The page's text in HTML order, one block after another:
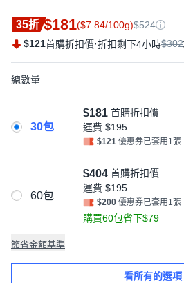
35折 $181($7.84/100g)$524
$121首購折扣價·折扣剩下4小時$302
總數量
30包
$181 首購折扣價
運費 $195
$121 優惠券已套用1張
60包
$404 首購折扣價
運費 $195
$200 優惠券已套用1張
購買60包省下$79
節省金額基準
看所有的選項